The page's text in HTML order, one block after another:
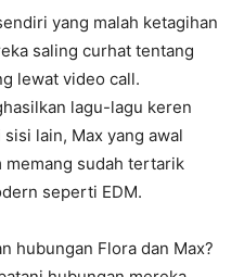
yang malah ketagihan
saling curhat tentang
lewat video call.
lagu-lagu keren
lain, Max yang awal
memang sudah tertarik
seperti EDM.
hubungan Flora dan Max?